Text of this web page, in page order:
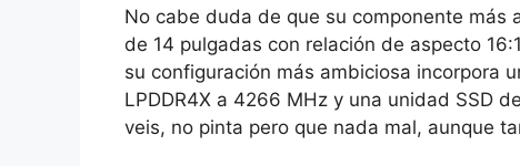
No cabe duda de que su componente más
de 14 pulgadas con relación de aspecto
su configuración más ambiciosa incorpora
LPDDR4X a 4266 MHz y una unidad SSD
veis, no pinta pero que nada mal, aunque